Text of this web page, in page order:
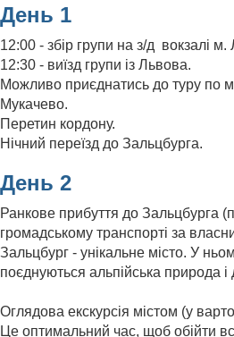
День 1
12:00 - збір групи на з/д вокзалі м.
12:30 - виїзд групи із Львова.
Можливо приєднатись до туру по
Мукачево.
Перетин кордону.
Нічний переїзд до Зальцбурга.
День 2
Ранкове прибуття до Зальцбурга
громадському транспорті за
Зальцбург - унікальне місто. У
поєднуються альпійська природа і
Оглядова екскурсія містом (у
Це оптимальний час, щоб обійти